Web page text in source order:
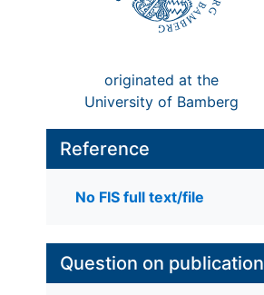
originated at the
University of Bamberg
Reference
No FIS full text/file
Question on publication